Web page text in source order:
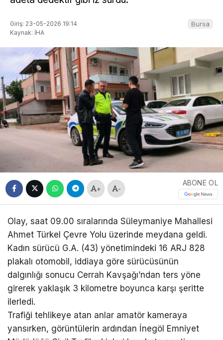
Giriş: 23-05-2026 19:14
Kaynak: İHA
Bursa
+ -
ABONE OL
Olay, saat 09.00 sıralarında Süleymaniye Mahallesi
Ahmet Türkel Çevre Yolu üzerinde meydana geldi.
Kadın sürücü G.A. (43) yönetimindeki 16 ARJ 828
plakalı otomobil, iddiaya göre sürücüsünün
dalgınlığı sonucu Cerrah Kavşağı’ndan ters yöne
girerek yaklaşık 3 kilometre boyunca karşı şeritte
ilerledi.
Trafiği tehlikeye atan anlar amatör kameraya
yansırken, görüntülerin ardından İnegöl Emniyet